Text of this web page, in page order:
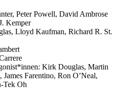
Peter Powell, David Ambrose
Kemper
Lloyd Kaufman, Richard R. St.
Kirk Douglas, Martin
James Farentino, Ron O’Neal,
Tek Oh